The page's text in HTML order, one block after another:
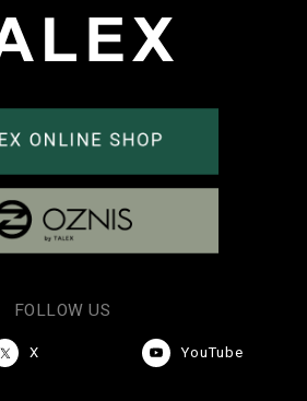
FOLLOW US
X YouTube